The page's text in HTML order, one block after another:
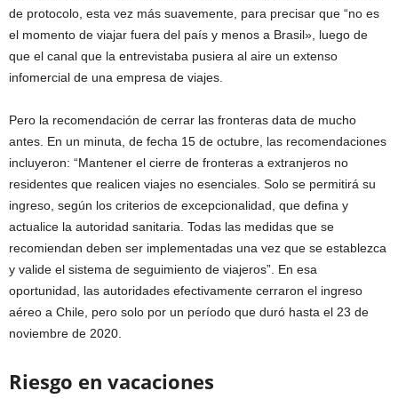
de protocolo, esta vez más suavemente, para precisar que “no es
el momento de viajar fuera del país y menos a Brasil», luego de
que el canal que la entrevistaba pusiera al aire un extenso
infomercial de una empresa de viajes.
Pero la recomendación de cerrar las fronteras data de mucho
antes. En un minuta, de fecha 15 de octubre, las recomendaciones
incluyeron: “Mantener el cierre de fronteras a extranjeros no
residentes que realicen viajes no esenciales. Solo se permitirá su
ingreso, según los criterios de excepcionalidad, que defina y
actualice la autoridad sanitaria. Todas las medidas que se
recomiendan deben ser implementadas una vez que se establezca
y valide el sistema de seguimiento de viajeros”. En esa
oportunidad, las autoridades efectivamente cerraron el ingreso
aéreo a Chile, pero solo por un período que duró hasta el 23 de
noviembre de 2020.
Riesgo en vacaciones